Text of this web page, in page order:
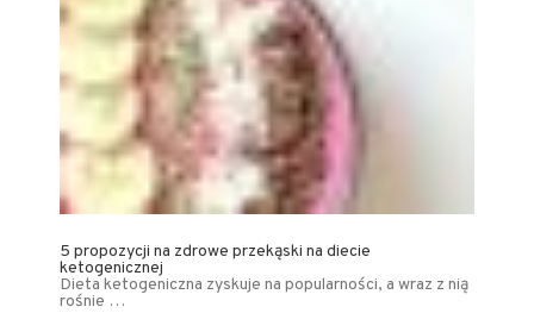
5 propozycji na zdrowe przekąski na diecie
ketogenicznej
Dieta ketogeniczna zyskuje na popularności, a wraz z nią
rośnie …